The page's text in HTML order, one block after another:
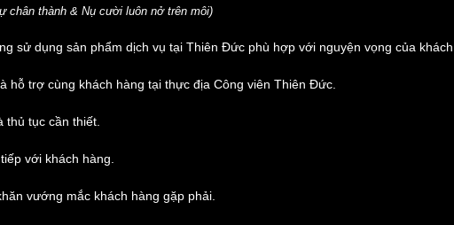
chân thành & Nụ cười luôn nở trên môi)
sử dụng sản phẩm dịch vụ tại Thiên Đức phù hợp với nguyện vọng của
hỗ trợ cùng khách hàng tại thực địa Công viên Thiên Đức.
thủ tục cần thiết.
với khách hàng.
vướng mắc khách hàng gặp phải.